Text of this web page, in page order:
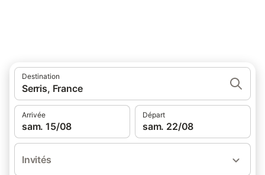
Destination
Serris, France
Arrivée
sam. 15/08
Départ
sam. 22/08
Invités